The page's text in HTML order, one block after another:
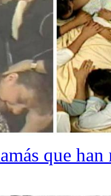
que